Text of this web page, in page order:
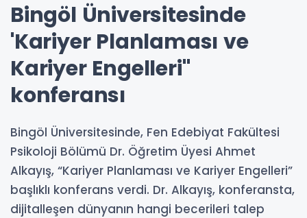
Bingöl Üniversitesinde
'Kariyer Planlaması ve
Kariyer Engelleri"
konferansı
Bingöl Üniversitesinde, Fen Edebiyat Fakültesi
Psikoloji Bölümü Dr. Öğretim Üyesi Ahmet
Alkayış, “Kariyer Planlaması ve Kariyer Engelleri”
başlıklı konferans verdi. Dr. Alkayış, konferansta,
dijitalleşen dünyanın hangi becerileri talep